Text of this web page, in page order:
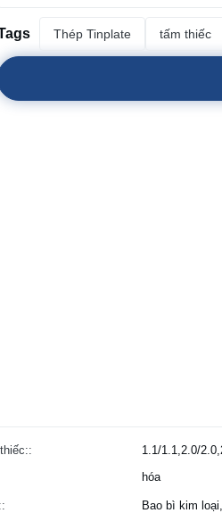
Thép Tinplate tấm thiếc
1.1/1.1,2.0/
hóa
Bao bì kim